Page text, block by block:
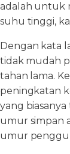
adalah untuk
suhu tinggi,
Dengan kata
tidak mudah
tahan lama.
peningkatan
yang
umur simpan
umur